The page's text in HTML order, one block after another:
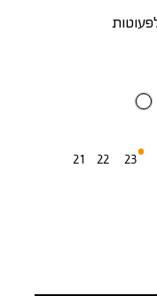
21 22 23